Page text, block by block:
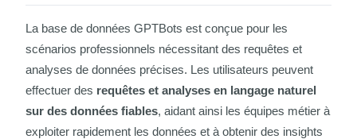
La base de données GPTBots est conçue pour les
scénarios professionnels nécessitant des requêtes et
analyses de données précises. Les utilisateurs peuvent
effectuer des requêtes et analyses en langage naturel
sur des données fiables, aidant ainsi les équipes métier à
exploiter rapidement les données et à obtenir des insights